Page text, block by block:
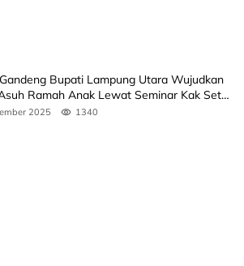
Bupati Lampung Utara Wujudkan
Ramah Anak Lewat Seminar Kak Seto,
2025 1340